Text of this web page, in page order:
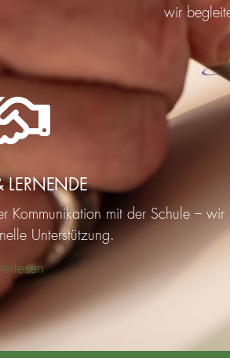
wir
LERNENDE
Kommunikation mit der Schule – wir
Unterstützung.